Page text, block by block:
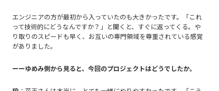
エンジニアの方が最初から入っていたのも大きかったです。「これ
って技術的にどうなんですか？」と聞くと、すぐに返ってくる。や
り取りのスピードも早く、お互いの専門領域を尊重されている感覚
がありました。
ーーゆめみ側から見ると、今回のプロジェクトはどうでしたか。